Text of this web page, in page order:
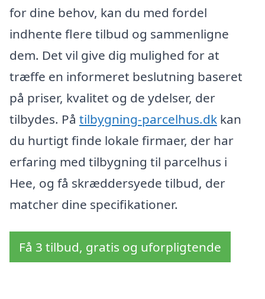
for dine behov, kan du med fordel
indhente flere tilbud og sammenligne
dem. Det vil give dig mulighed for at
træffe en informeret beslutning baseret
på priser, kvalitet og de ydelser, der
tilbydes. På tilbygning-parcelhus.dk kan
du hurtigt finde lokale firmaer, der har
erfaring med tilbygning til parcelhus i
Hee, og få skræddersyede tilbud, der
matcher dine specifikationer.
Få 3 tilbud, gratis og uforpligtende